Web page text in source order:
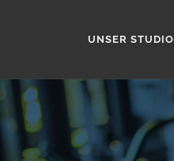
UNSER STUDIO